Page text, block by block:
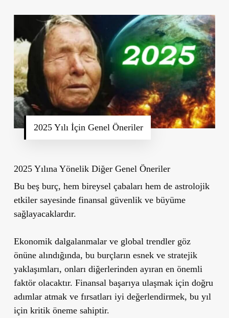
2025 Yılı İçin Genel Öneriler
2025 Yılına Yönelik Diğer Genel Öneriler
Bu beş burç, hem bireysel çabaları hem de astrolojik
etkiler sayesinde finansal güvenlik ve büyüme
sağlayacaklardır.
Ekonomik dalgalanmalar ve global trendler göz
önüne alındığında, bu burçların esnek ve stratejik
yaklaşımları, onları diğerlerinden ayıran en önemli
faktör olacaktır. Finansal başarıya ulaşmak için doğru
adımlar atmak ve fırsatları iyi değerlendirmek, bu yıl
için kritik öneme sahiptir.